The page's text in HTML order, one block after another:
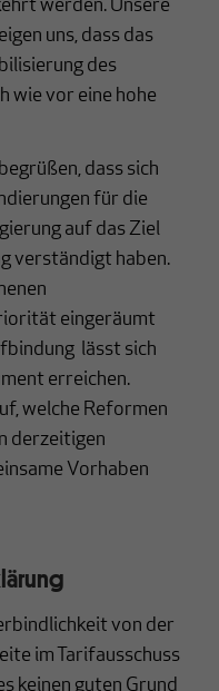
werden. Unsere
uns, dass das
des
wie vor eine hohe
dass sich
für die
auf das Ziel
verständigt haben.
eingeräumt
lässt sich
erreichen.
welche Reformen
derzeitigen
Vorhaben
von der
im Tarifausschuss
keinen guten Grund